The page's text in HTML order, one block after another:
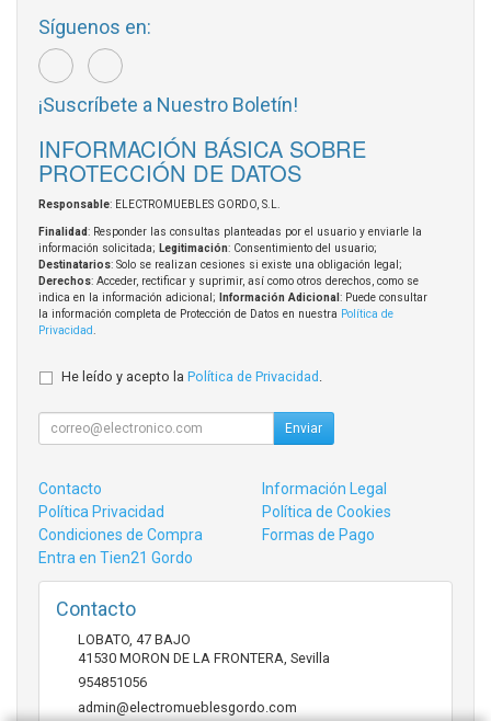
Síguenos en:
¡Suscríbete a Nuestro Boletín!
INFORMACIÓN BÁSICA SOBRE
PROTECCIÓN DE DATOS
Responsable: ELECTROMUEBLES GORDO, S.L.
Finalidad: Responder las consultas planteadas por el usuario y enviarle la
información solicitada; Legitimación: Consentimiento del usuario;
Destinatarios: Solo se realizan cesiones si existe una obligación legal;
Derechos: Acceder, rectificar y suprimir, así como otros derechos, como se
indica en la información adicional;
Información Adicional : Puede consultar
la información completa de Protección de Datos en nuestra Política de
Privacidad
He leído y acepto la Política de Privacidad
Enviar
Contacto
Información Legal
Política Privacidad
Política de Cookies
Condiciones de Compra
Formas de Pago
Entra en Tien21 Gordo
Contacto
LOBATO, 47 BAJO
41530 MORON DE LA FRONTERA Sevilla
954851056
admin@electromueblesgordo.com